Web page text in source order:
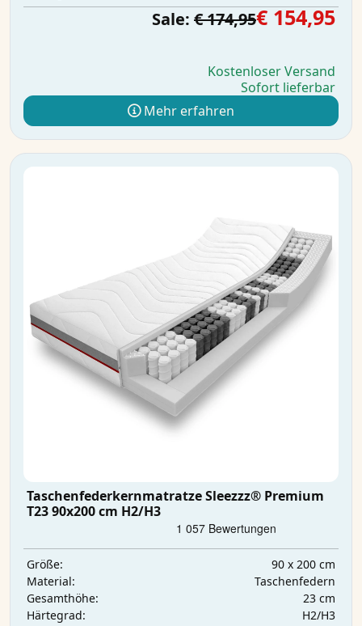
Sale: € 174,95€ 154,95
Kostenloser Versand
Sofort lieferbar
Mehr erfahren
Taschenfederkernmatratze Sleezzz® Premium
T23 90x200 cm H2/H3
Größe:
90 x 200 cm
Material:
Taschenfedern
Gesamthöhe:
23 cm
Härtegrad:
H2/H3